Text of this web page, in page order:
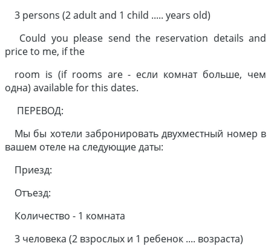
3 persons (2 adult and 1 child ..... years old)
Could you please send the reservation details and
price to me, if the
room is (if rooms are - если комнат больше, чем
одна) available for this dates.
ПЕРЕВОД:
Мы бы хотели забронировать двухместный номер в
вашем отеле на следующие даты:
Приезд:
Отъезд:
Количество - 1 комната
3 человека (2 взрослых и 1 ребенок .... возраста)